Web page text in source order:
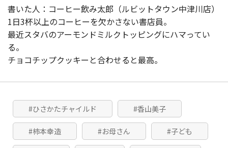
書いた人：コーヒー飲み太郎（ルビットタウン中津川店）
1日3杯以上のコーヒーを欠かさない書店員。
最近スタバのアーモンドミルクトッピングにハマってい
る。
チョコチップクッキーと合わせると最高。
#ひさかたチャイルド #香山美子
#柿本幸造 #お母さん #子ども